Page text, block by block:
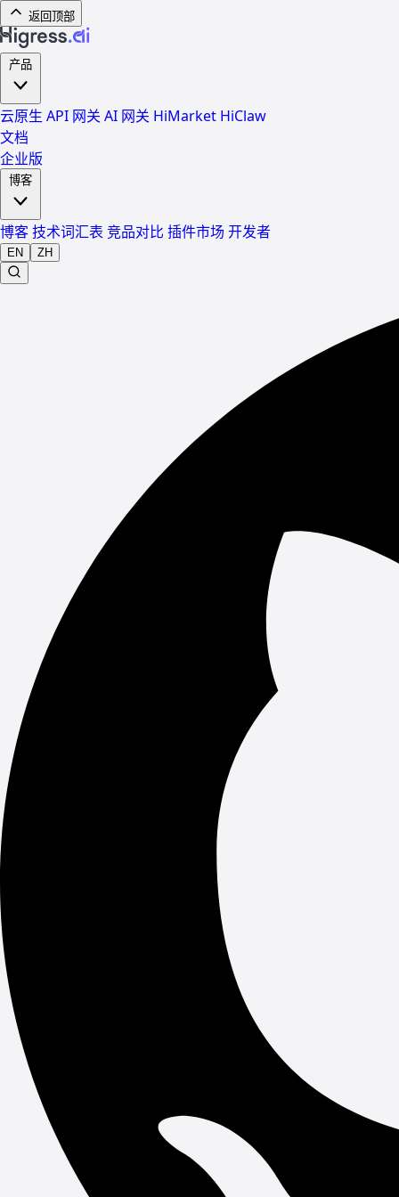
返回顶部
云原生 API 网关 AI 网关 HiMarket HiClaw
文档
企业版
博客技术词汇表 竞品对比 插件市场 开发者
EN ZH